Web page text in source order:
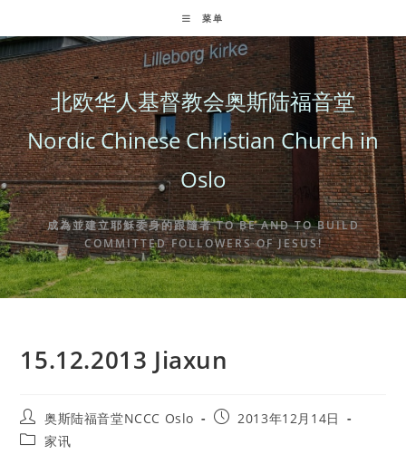
to
content
菜单
北欧华人基督教会奥斯陆福音堂
Nordic Chinese Christian Church in
Oslo
成為並建立耶穌委身的跟隨者 TO BE AND TO BUILD
COMMITTED FOLLOWERS OF JESUS!
15.12.2013 Jiaxun
Post
author:
奥斯陆福音堂NCCC Oslo
Post2013年12月14日
Post家讯